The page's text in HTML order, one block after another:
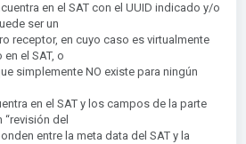
en el SAT con el UUID indicado y/o
ser un
receptor, en cuyo caso es virtualmente
el SAT, o
simplemente NO existe para ningún
en el SAT y los campos de la parte
del
entre la meta data del SAT y la